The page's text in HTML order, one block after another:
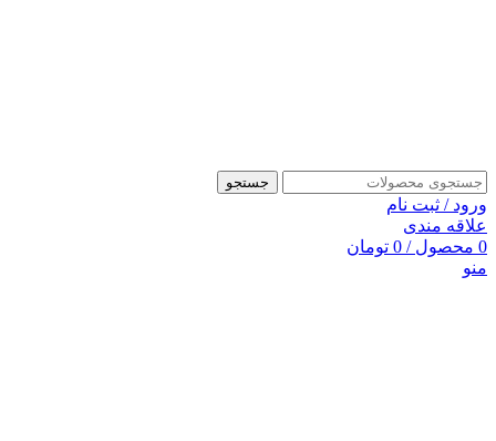
جستجو
ورود / ثبت نام
علاقه مندی
0 محصول /
0 تومان
منو